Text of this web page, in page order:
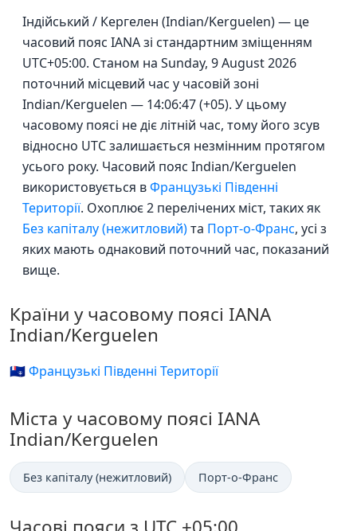
Індійський / Кергелен (Indian/Kerguelen) — це
часовий пояс IANA зі стандартним зміщенням
UTC+05:00. Станом на Sunday, 9 August 2026
поточний місцевий час у часовій зоні
Indian/Kerguelen — 14:06:47 (+05). У цьому
часовому поясі не діє літній час, тому його зсув
відносно UTC залишається незмінним протягом
усього року. Часовий пояс Indian/Kerguelen
використовується вФранцузькі Південні
Території. Охоплює 2 перелічених міст, таких як
Без капіталу (нежитловий)та Порт-о-Франс, усі з
яких мають однаковий поточний час, показаний
вище.
Країни у часовому поясі IANA
Indian/Kerguelen
🇹🇫 Французькі Південні Території
Міста у часовому поясі IANA
Indian/Kerguelen
Без капіталу (нежитловий) Порт-о-Франс